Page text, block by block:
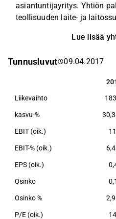
asiantuntijayritys. Yhtiön
teollisuuden laite- ja
sekä teknisen
Yhtiö pyrkii palveluillaan
Lue lisää
Tunnusluvut 09.04.2017
Liikevaihto
kasvu-% 30,3
EBIT (oik.)
EBIT-% (oik.) 6,4
EPS (oik.)
Osinko
Osinko % 2,9
P/E (oik.)